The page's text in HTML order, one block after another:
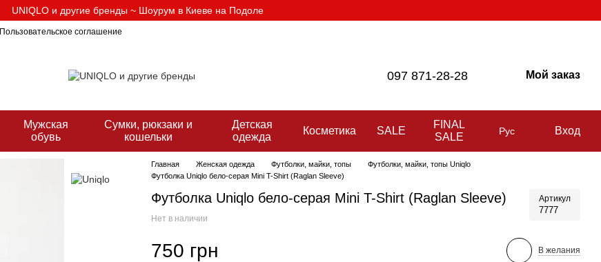
UNIQLO и другие бренды ~ Шоурум в Киеве на Подоле
Пользовательское соглашение
097 871-28-28 Мой заказ
Мужская
обувь
Сумки, рюкзаки и
кошельки
Детская
одежда
Косметика SALE
FINAL
SALE
Рус Вход
Главная Женская одежда Футболки, майки, топы
Футболки, майки, топы Uniqlo
Футболка Uniqlo бело-серая Mini T-Shirt (Raglan Sleeve)
Футболка Uniqlo бело-серая Mini T-Shirt (Raglan Sleeve) Артикул
7777
Нет в наличии
750 грн В желания